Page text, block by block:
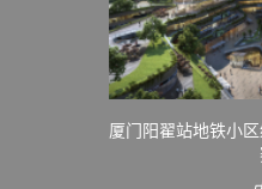
厦门阳翟站地铁小